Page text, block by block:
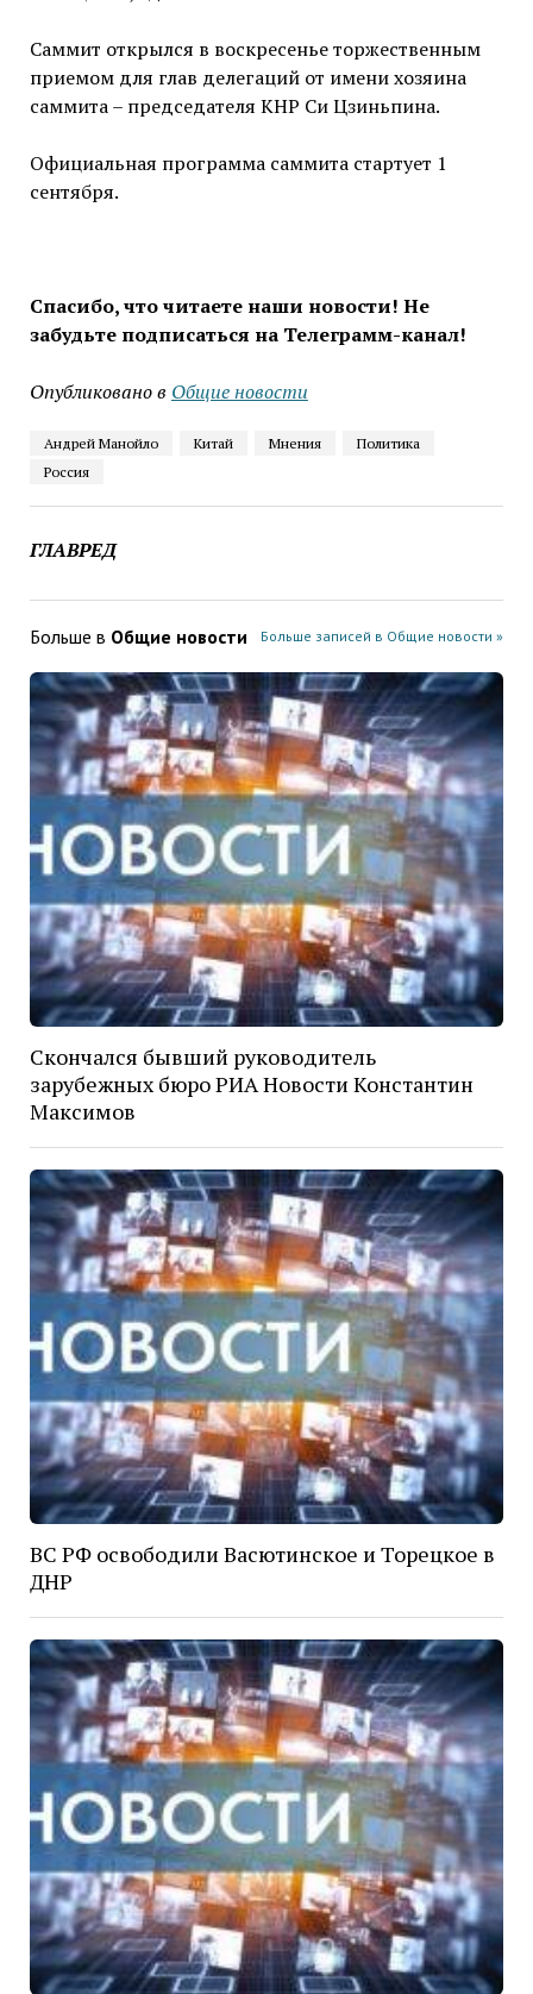
Саммит открылся в воскресенье торжественным
приемом для глав делегаций от имени хозяина
саммита – председателя КНР Си Цзиньпина.
Официальная программа саммита стартует 1
сентября.
Спасибо, что читаете наши новости! Не
забудьте подписаться на Телеграмм-канал!
Опубликовано в Общие новости
Андрей Манойло Китай Мнения
Политика
Россия
ГЛАВРЕД
Больше в Общие новости Больше записей в Общие новости »
Скончался бывший руководитель
зарубежных бюро РИА Новости Константин
Максимов
ВС РФ освободили Васютинское и Торецкое в
ДНР